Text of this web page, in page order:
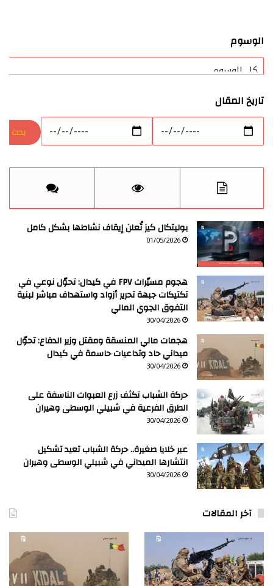
الوسوم
تاريخ المقال
بوليتكال كيز تُعلن إيقاف نشاطها بشكل كامل
01/05/2026
هجوم مسيّرات FPV في كيدال: تحوّل نوعي في
تكتيكات جبهة تحرير أزواد واستهداف مباشر لبنية
التفوق الجوي المالي
30/04/2026
هجمات مالي المنسقة ومقتل وزير الدفاع: تحوّل
ميداني حاد وتداعيات حاسمة في كيدال
30/04/2026
حركة الشباب تكثف زرع العبوات الناسفة على
الطرق الفرعية في شبيلي الوسطى وهيران
30/04/2026
عبر خلايا صغيرة.. حركة الشباب تعيد تشكيل
انتشارها الميداني في شبيلي الوسطى وهيران
30/04/2026
آخر المقالات